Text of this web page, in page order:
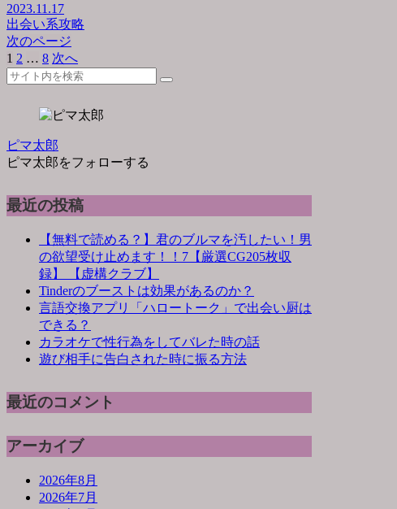
2023.11.17
出会い系攻略
次のページ
1 2 … 8 次へ
ピマ太郎
ピマ太郎をフォローする
最近の投稿
【無料で読める？】君のブルマを汚したい！男
の欲望受け止めます！！7【厳選CG205枚収
録】 【虚構クラブ】
Tinderのブーストは効果があるのか？
言語交換アプリ「ハロートーク」で出会い厨は
できる？
カラオケで性行為をしてバレた時の話
遊び相手に告白された時に振る方法
最近のコメント
アーカイブ
2026年8月
2026年7月